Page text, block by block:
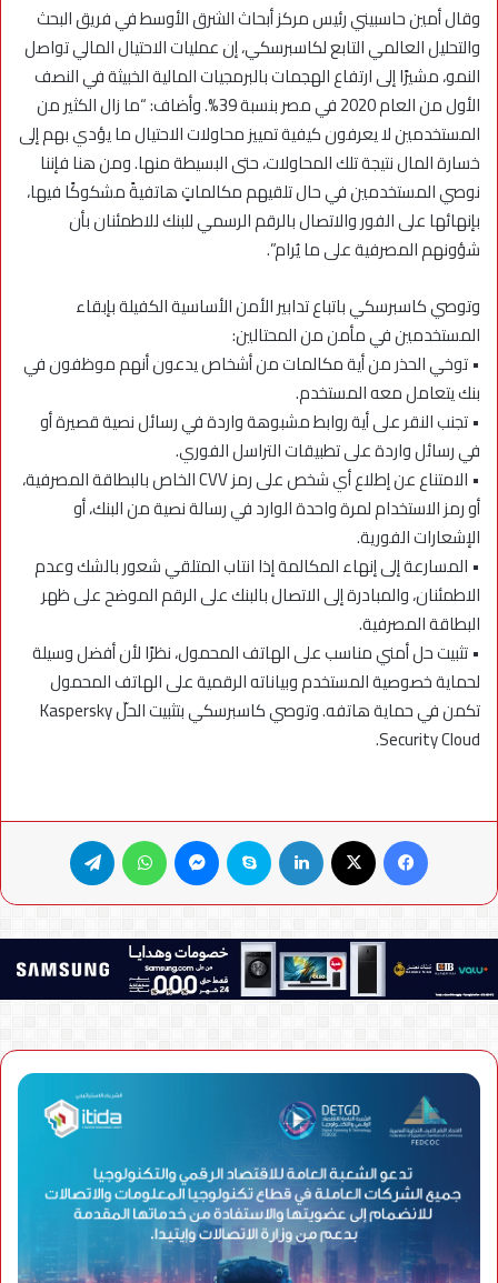
وقال أمين حاسبيني رئيس مركز أبحاث الشرق الأوسط في فريق البحث
والتحليل العالمي التابع لكاسبرسكي، إن عمليات الاحتيال المالي تواصل
النمو، مشيرًا إلى ارتفاع الهجمات بالبرمجيات المالية الخبيثة في النصف
الأول من العام 2020 في مصر بنسبة 39%. وأضاف: “ما زال الكثير من
المستخدمين لا يعرفون كيفية تمييز محاولات الاحتيال ما يؤدي بهم إلى
خسارة المال نتيجة تلك المحاولات، حتى البسيطة منها. ومن هنا فإننا
نوصي المستخدمين في حال تلقيهم مكالماتٍ هاتفيةً مشكوكًا فيها،
بإنهائها على الفور والاتصال بالرقم الرسمي للبنك للاطمئنان بأن
شؤونهم المصرفية على ما يُرام”.
وتوصي كاسبرسكي باتباع تدابير الأمن الأساسية الكفيلة بإبقاء
المستخدمين في مأمن من المحتالين:
• توخي الحذر من أية مكالمات من أشخاص يدعون أنهم موظفون في
بنك يتعامل معه المستخدم.
• تجنب النقر على أية روابط مشبوهة واردة في رسائل نصية قصيرة أو
في رسائل واردة على تطبيقات التراسل الفوري.
• الامتناع عن إطلاع أي شخص على رمز CVV الخاص بالبطاقة المصرفية،
أو رمز الاستخدام لمرة واحدة الوارد في رسالة نصية من البنك، أو
الإشعارات الفورية.
• المسارعة إلى إنهاء المكالمة إذا انتاب المتلقي شعور بالشك وعدم
الاطمئنان، والمبادرة إلى الاتصال بالبنك على الرقم الموضح على ظهر
البطاقة المصرفية.
• تثبيت حل أمني مناسب على الهاتف المحمول، نظرًا لأن أفضل وسيلة
لحماية خصوصية المستخدم وبياناته الرقمية على الهاتف المحمول
تكمن في حماية هاتفه. وتوصي كاسبرسكي بتثبيت الحلّ Kaspersky
Security Cloud.
فيسبوك لينكدإن سكايب ماسنجر واتساب